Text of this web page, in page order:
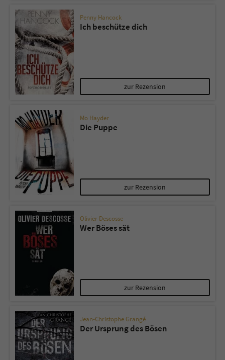
Penny Hancock
Ich beschütze dich
zur Rezension
Mo Hayder
Die Puppe
zur Rezension
Olivier Descosse
Wer Böses sät
zur Rezension
Jean-Christophe Grangé
Der Ursprung des Bösen